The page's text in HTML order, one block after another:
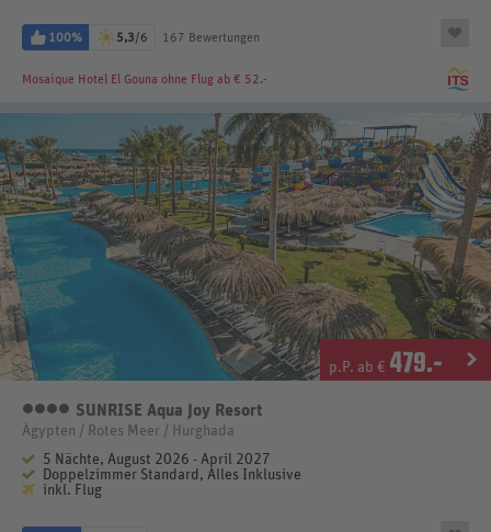
100% 5,3/6 167 Bewertungen
Mosaique Hotel El Gouna ohne Flug ab € 52.-
p.P. ab € 479.-
4 Sterne
SUNRISE Aqua Joy Resort
Ägypten / Rotes Meer / Hurghada
5 Nächte, August 2026 - April 2027
Doppelzimmer Standard, Alles Inklusive
inkl. Flug